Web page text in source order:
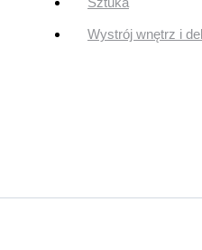
Wystrój wnętrz i